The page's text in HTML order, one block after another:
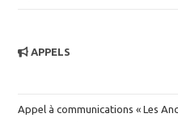
APPELS
Appel à communications « Les